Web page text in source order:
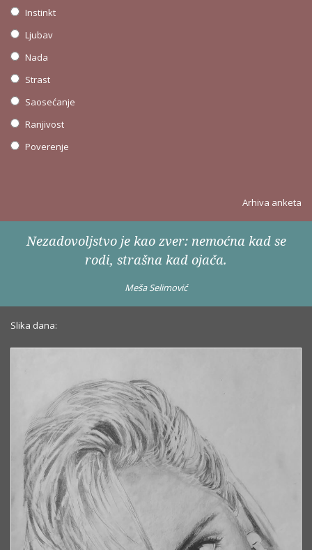
Instinkt
Ljubav
Nada
Strast
Saosećanje
Ranjivost
Poverenje
Arhiva anketa
Nezadovoljstvo je kao zver: nemoćna kad se
rodi, strašna kad ojača.
Meša Selimović
Slika dana: